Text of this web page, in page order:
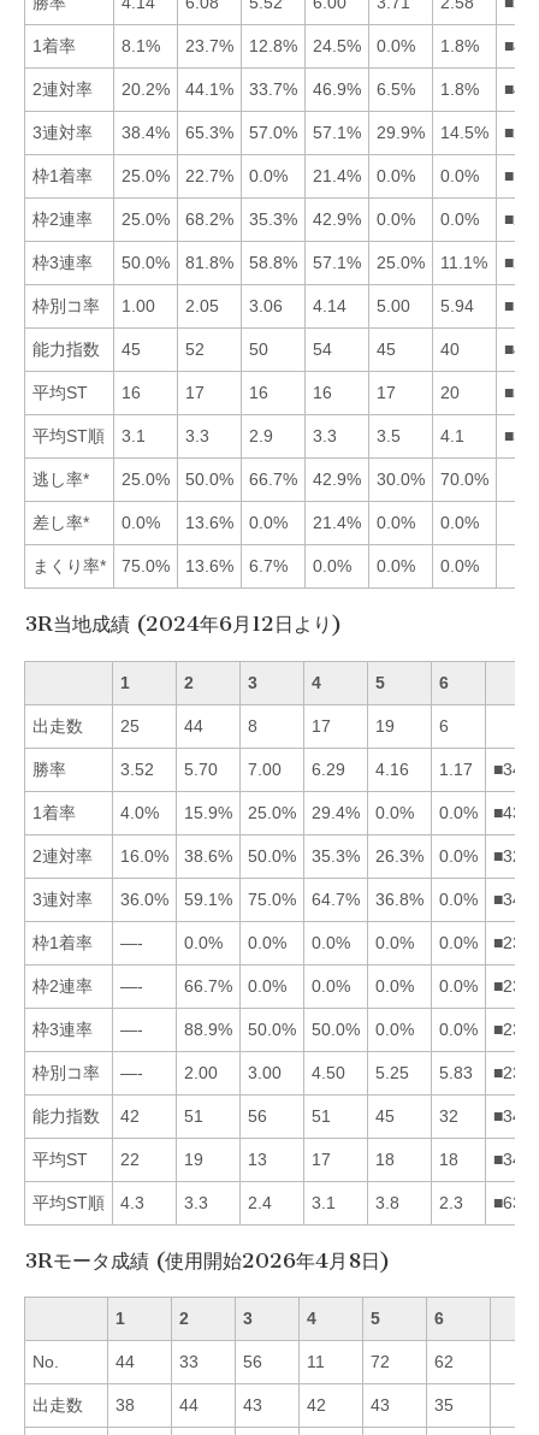
1着率 8.1% 23.7% 12.8% 24.5% 0.0% 1.8%
2連対率 20.2% 44.1% 33.7% 46.9% 6.5% 1.8%
3連対率 38.4% 65.3% 57.0% 57.1% 29.9% 14.5%
枠1着率 25.0% 22.7% 0.0% 21.4% 0.0% 0.0%
枠2連率 25.0% 68.2% 35.3% 42.9% 0.0% 0.0%
枠3連率 50.0% 81.8% 58.8% 57.1% 25.0% 11.1%
枠別コ率 1.00 2.05 3.06 4.14 5.00 5.94
能力指数 45 52 50 54 45 40
平均ST 16 17 16 16 17 20
平均ST順 3.1 3.3 2.9 3.3 3.5 4.1
逃し率* 25.0% 50.0% 66.7% 42.9% 30.0% 70.0%
差し率* 0.0% 13.6% 0.0% 21.4% 0.0% 0.0%
まくり率* 75.0% 13.6% 6.7% 0.0% 0.0% 0.0%
3R当地成績 (2024年6月12日より)
1 2 3 4 5 6
出走数 25 44 8 17 19 6
勝率 3.52 5.70 7.00 6.29 4.16 1.17
1着率 4.0% 15.9% 25.0% 29.4% 0.0% 0.0%
2連対率 16.0% 38.6% 50.0% 35.3% 26.3% 0.0%
3連対率 36.0% 59.1% 75.0% 64.7% 36.8% 0.0%
枠1着率 —- 0.0% 0.0% 0.0% 0.0% 0.0%
枠2連率 —- 66.7% 0.0% 0.0% 0.0% 0.0%
枠3連率 —- 88.9% 50.0% 50.0% 0.0% 0.0%
枠別コ率 —- 2.00 3.00 4.50 5.25 5.83
能力指数 42 51 56 51 45 32
平均ST 22 19 13 17 18 18
平均ST順 4.3 3.3 2.4 3.1 3.8 2.3
3Rモータ成績 (使用開始2026年4月8日)
1 2 3 4 5 6
No. 44 33 56 11 72 62
出走数 38 44 43 42 43 35